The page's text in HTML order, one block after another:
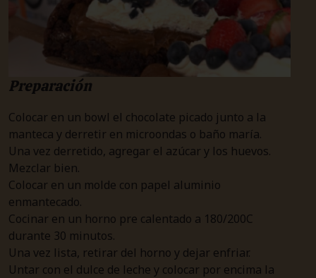
Preparación
Colocar en un bowl el chocolate picado junto a la
manteca y derretir en microondas o baño maría.
Una vez derretido, agregar el azúcar y los huevos.
Mezclar bien.
Colocar en un molde con papel aluminio
enmantecado.
Cocinar en un horno pre calentado a 180/200C
durante 30 minutos.
Una vez lista, retirar del horno y dejar enfriar.
Untar con el dulce de leche y colocar por encima la